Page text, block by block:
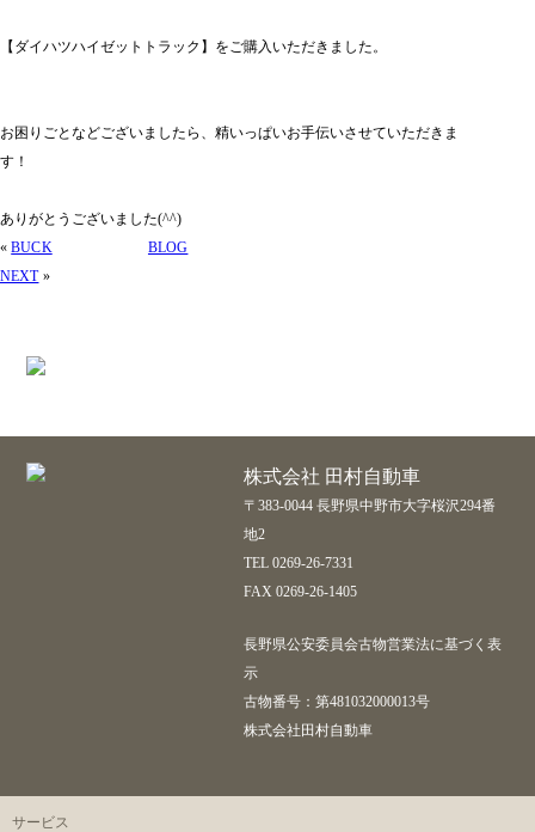
【ダイハツハイゼットトラック】をご購入いただきました。
お困りごとなどございましたら、精いっぱいお手伝いさせていただきま
す！
ありがとうございました(^^)
«BUCK
BLOG
NEXT»
株式会社 田村自動車
〒383-0044 長野県中野市大字桜沢294番
地2
TEL 0269-26-7331
FAX 0269-26-1405
長野県公安委員会古物営業法に基づく表
示
古物番号：第481032000013号
株式会社田村自動車
サービス